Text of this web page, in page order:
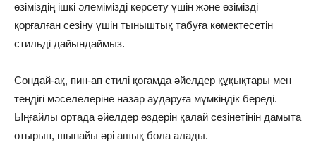
өзіміздің ішкі әлемімізді көрсету үшін және өзімізді
қорғалған сезіну үшін тыныштық табуға көмектесетін
стильді дайындаймыз.
Сондай-ақ, пин-ап стилі қоғамда әйелдер құқықтары мен
теңдігі мәселелеріне назар аударуға мүмкіндік береді.
Ыңғайлы ортада әйелдер өздерін қалай сезінетінін дамыта
отырып, шынайы әрі ашық бола алады.